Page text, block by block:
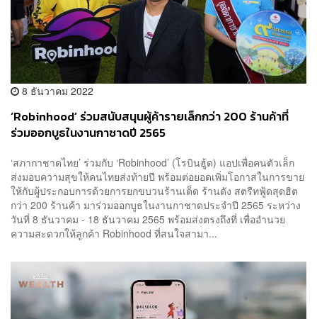
8 ธันวาคม 2022
‘Robinhood’ ร่วมสนับสนุนผู้ค้ารายเล็กกว่า 200 ร้านค้าที่
ร่วมออกบูธในงานกาชาดปี 2565
‘สภากาชาดไทย’ ร่วมกับ ‘Robinhood’ (โรบินฮู้ด) แอปเพื่อคนตัวเล็ก
ส่งมอบความสุขให้คนไทยส่งท้ายปี พร้อมต่อยอดเพิ่มโอกาสในการขาย
ให้กับผู้ประกอบการด้วยการยกขบวนร้านเด็ด ร้านดัง สตรีทฟู้ดสุดฮิต
กว่า 200 ร้านค้า มาร่วมออกบูธในงานกาชาดประจำปี 2565 ระหว่าง
วันที่ 8 ธันวาคม - 18 ธันวาคม 2565 พร้อมส่งตรงถึงที่ เพื่ออำนวย
ความสะดวกให้ลูกค้า Robinhood ที่สนใจสามา...